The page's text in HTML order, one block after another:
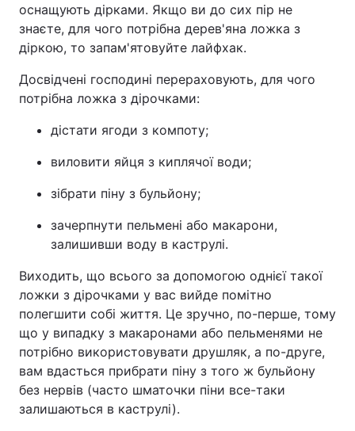
оснащують дірками. Якщо ви до сих пір не
знаєте, для чого потрібна дерев'яна ложка з
діркою, то запам'ятовуйте лайфхак.
Досвідчені господині перераховують, для чого
потрібна ложка з дірочками:
дістати ягоди з компоту;
виловити яйця з киплячої води;
зібрати піну з бульйону;
зачерпнути пельмені або макарони,
залишивши воду в каструлі.
Виходить, що всього за допомогою однієї такої
ложки з дірочками у вас вийде помітно
полегшити собі життя. Це зручно, по-перше, тому
що у випадку з макаронами або пельменями не
потрібно використовувати друшляк, а по-друге,
вам вдасться прибрати піну з того ж бульйону
без нервів (часто шматочки піни все-таки
залишаються в каструлі).